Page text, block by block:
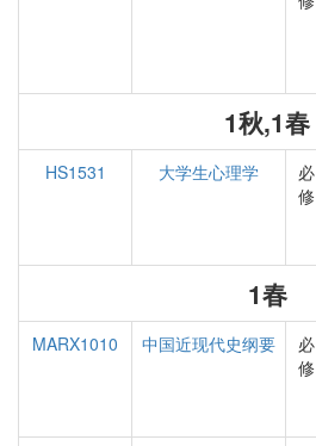
1秋,1春
HS1531 大学生心理学
必
修
1春
MARX1010 中国近现代史纲要
必
修